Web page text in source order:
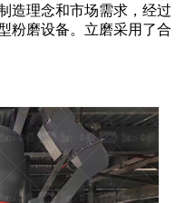
造理念和市场需求，经过
粉磨设备。立磨采用了合